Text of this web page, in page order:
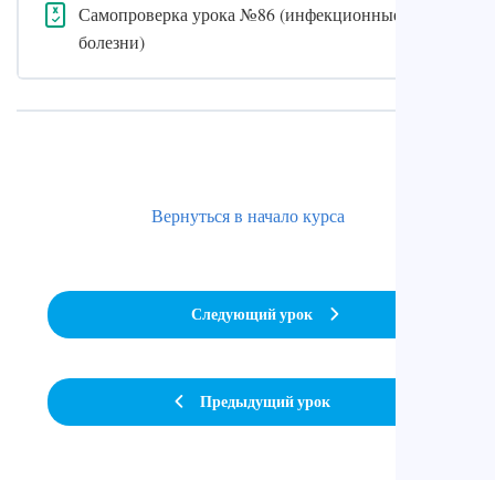
Самопроверка урока №86 (инфекционные
болезни)
Предыдущий урок
Вернуться в начало курса
Следующий урок